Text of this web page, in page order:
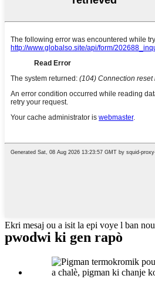
Ekri mesaj ou a isit la epi voye l ban nou
pwodwi ki gen rapò